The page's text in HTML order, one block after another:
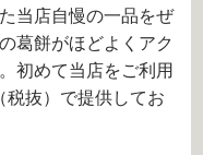
当店自慢の一品をぜ
葛餅がほどよくアク
初めて当店をご利用
税抜）で提供してお